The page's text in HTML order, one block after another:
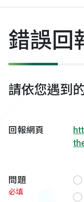
錯誤回
請依您遇到
回報網頁
問題
必填